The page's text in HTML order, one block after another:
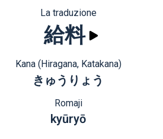
La traduzione
給料
Kana (Hiragana, Katakana)
きゅうりょう
Romaji
kyūryō